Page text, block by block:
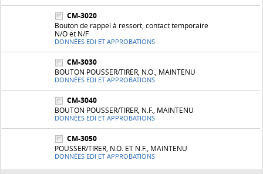
CM-3020
Bouton de rappel à ressort, contact temporaire
N/O et N/F
DONNÉES EDI ET APPROBATIONS
CM-3030
BOUTON POUSSER/TIRER, N.O., MAINTENU
DONNÉES EDI ET APPROBATIONS
CM-3040
BOUTON POUSSER/TIRER, N.F., MAINTENU
DONNÉES EDI ET APPROBATIONS
CM-3050
POUSSER/TIRER, N.O. ET N.F., MAINTENU
DONNÉES EDI ET APPROBATIONS